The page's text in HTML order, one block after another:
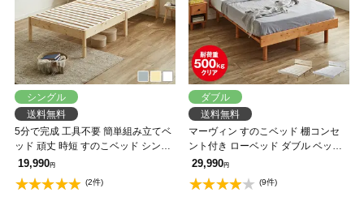
シングル
送料無料
5分で完成 工具不要 簡単組み立てベ
ッド 頑丈 時短 すのこベッド シング
ル ベッドフレーム 木製 パイン材 組
立カンタン ナチュラル ホワイト セ
リヤ
19,990円
(2件)
ダブル
送料無料
マーヴィン すのこベッド 棚コンセ
ント付き ローベッド ダブル ベッド
フレーム 木製 頑丈 耐荷重500kgク
リア 高さ3段階 低ホルムアルデヒド
【大型家具配送】
29,990円
(9件)